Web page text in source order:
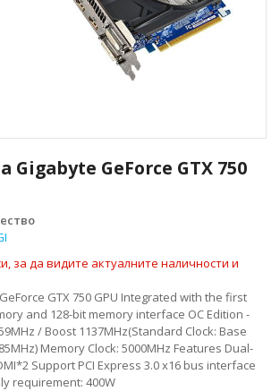
Gigabyte GeForce GTX 750
за да видите актуалните наличности и
GTX 750 GPU Integrated with the first
and 128-bit memory interface OC Edition -
/ Boost 1137MHz(Standard Clock: Base
Memory Clock: 5000MHz Features Dual-
Support PCI Express 3.0 x16 bus interface
requirement: 400W